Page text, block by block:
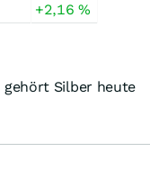
+2,16%
gehört Silber heute